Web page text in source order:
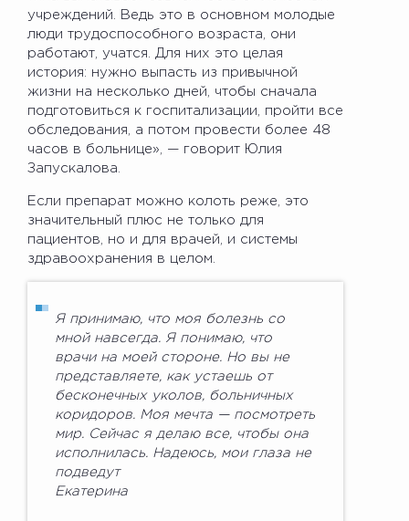
учреждений. Ведь это в основном молодые
люди трудоспособного возраста, они
работают, учатся. Для них это целая
история: нужно выпасть из привычной
жизни на несколько дней, чтобы сначала
подготовиться к госпитализации, пройти все
обследования, а потом провести более 48
часов в больнице», — говорит Юлия
Запускалова.
Если препарат можно колоть реже, это
значительный плюс не только для
пациентов, но и для врачей, и системы
здравоохранения в целом.
Я принимаю, что моя болезнь со
мной навсегда. Я понимаю, что
врачи на моей стороне. Но вы не
представляете, как устаешь от
бесконечных уколов, больничных
коридоров. Моя мечта — посмотреть
мир. Сейчас я делаю все, чтобы она
исполнилась. Надеюсь, мои глаза не
подведут
Екатерина